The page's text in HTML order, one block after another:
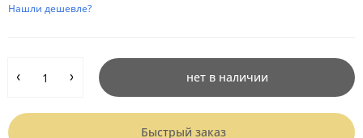
Нашли дешевле?
нет в наличии
Быстрый заказ